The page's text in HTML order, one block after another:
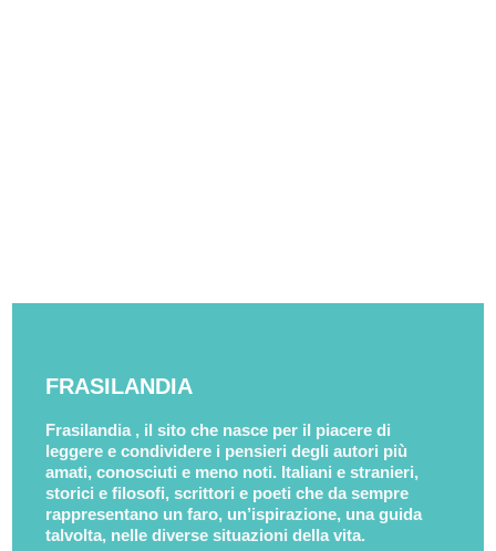
FRASILANDIA
Frasilandia , il sito che nasce per il piacere di
leggere e condividere i pensieri degli autori più
amati, conosciuti e meno noti. Italiani e stranieri,
storici e filosofi, scrittori e poeti che da sempre
rappresentano un faro, un’ispirazione, una guida
talvolta, nelle diverse situazioni della vita.